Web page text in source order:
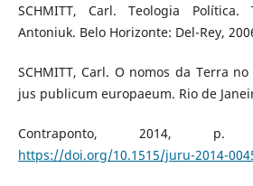
SCHMITT, Carl. Teologia Política.
Antoniuk. Belo Horizonte: Del-Rey,
SCHMITT, Carl. O nomos da Terra
jus publicum europaeum. Rio de
Contraponto, 2014, p.
https://doi.org/10.1515/juru-2014-